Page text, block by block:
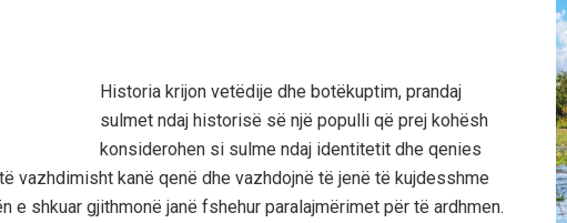
Historia krijon vetëdije dhe botëkuptim, prandaj
sulmet ndaj historisë së një populli që prej kohësh
konsiderohen si sulme ndaj identitetit dhe qenies
vazhdimisht kanë qenë dhe vazhdojnë të jenë të kujdesshme
shkuar gjithmonë janë fshehur paralajmërimet për të ardhmen.